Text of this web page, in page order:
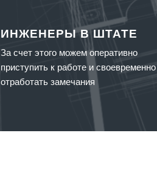
ИНЖЕНЕРЫ В ШТАТЕ
За счет этого можем оперативно
приступить к работе и своевременно
отработать замечания